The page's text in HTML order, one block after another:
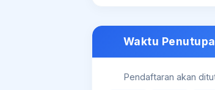
Waktu
Pendaftaran akan